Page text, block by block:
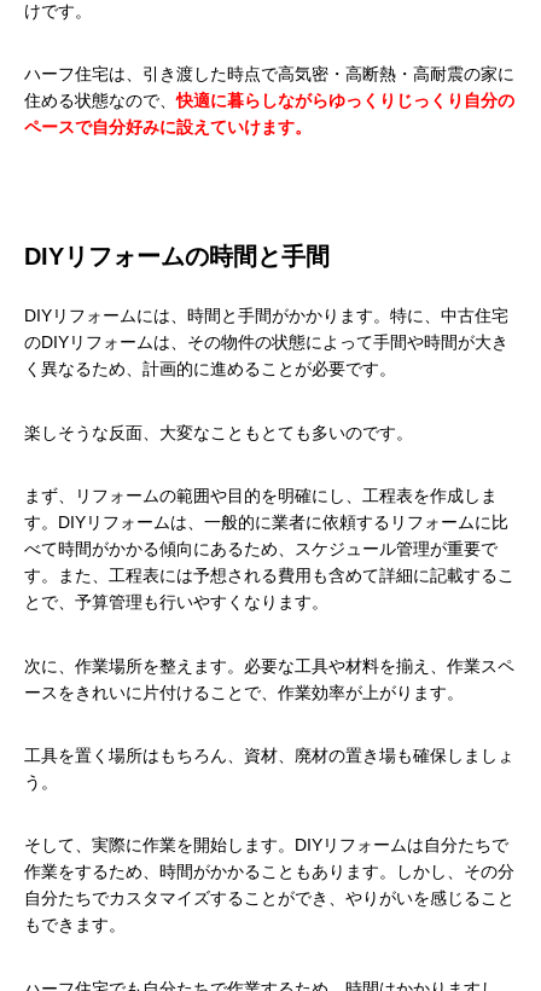
けです。
ハーフ住宅は、引き渡した時点で高気密・高断熱・高耐震の家に
住める状態なので、快適に暮らしながらゆっくりじっくり自分の
ペースで自分好みに設えていけます。
DIYリフォームの時間と手間
DIYリフォームには、時間と手間がかかります。特に、中古住宅
のDIYリフォームは、その物件の状態によって手間や時間が大き
く異なるため、計画的に進めることが必要です。
楽しそうな反面、大変なこともとても多いのです。
まず、リフォームの範囲や目的を明確にし、工程表を作成しま
す。DIYリフォームは、一般的に業者に依頼するリフォームに比
べて時間がかかる傾向にあるため、スケジュール管理が重要で
す。また、工程表には予想される費用も含めて詳細に記載するこ
とで、予算管理も行いやすくなります。
次に、作業場所を整えます。必要な工具や材料を揃え、作業スペ
ースをきれいに片付けることで、作業効率が上がります。
工具を置く場所はもちろん、資材、廃材の置き場も確保しましょ
う。
そして、実際に作業を開始します。DIYリフォームは自分たちで
作業をするため、時間がかかることもあります。しかし、その分
自分たちでカスタマイズすることができ、やりがいを感じること
もできます。